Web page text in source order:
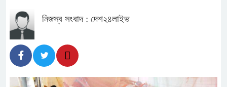
নিজস্ব সংবাদ : দেশ২৪লাইভ